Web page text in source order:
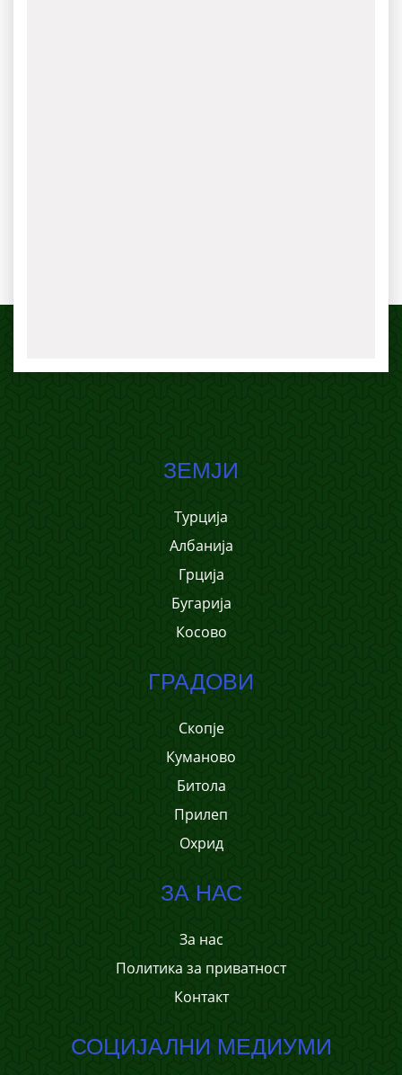
ЗЕМЈИ
Турција
Албанија
Грција
Бугарија
Косово
ГРАДОВИ
Скопје
Куманово
Битола
Прилеп
Охрид
ЗА НАС
За нас
Политика за приватност
Контакт
СОЦИЈАЛНИ МЕДИУМИ